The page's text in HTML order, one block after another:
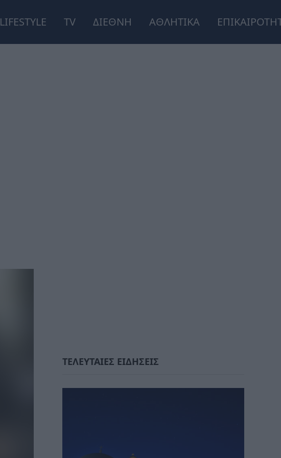
LIFESTYLE TV ΔΙΕΘΝΗ ΑΘΛΗΤΙΚΑ
ΤΕΛΕΥΤΑΙΕΣ ΕΙΔΗΣΕΙΣ